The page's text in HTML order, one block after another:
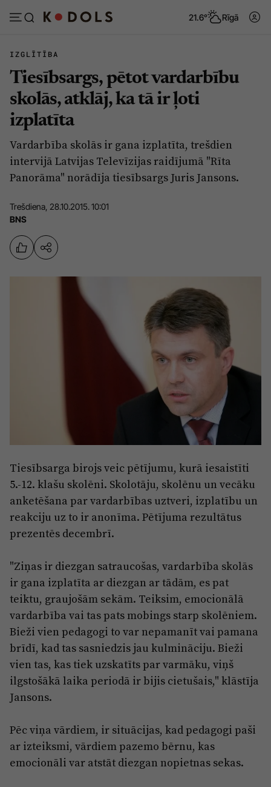
21.6° Rīgā
Abonēt Pieslēgties
Ziņas
Politika
Pašvaldības
Veselība
Ģimene
Vide
Viedokļi
Dzīve un ticība
Olaine
Ropaži
Saulkrasti
Sigulda
Jūrmala
Projekti
Mediju atbalsta fonds
Zivju fonds
Zaļā nākotne
Iedvesmai nav vecuma
Vide
Kodols
Kontakti
Par laikrakstu
Privātuma politika
Ētikas kodekss
Lietošanas noteikumi
Pārredzamības paziņojumi
Sludinājumi
IZGLĪTĪBA
Tiesībsargs, pētot vardarbību
skolās, atklāj, ka tā ir ļoti
izplatīta
Vardarbība skolās ir gana izplatīta, trešdien
intervijā Latvijas Televīzijas raidījumā "Rīta
Panorāma" norādīja tiesībsargs Juris Jansons.
Trešdiena, 28.10.2015. 10:01
BNS
Tiesībsarga birojs veic pētījumu, kurā iesaistīti
5.-12. klašu skolēni. Skolotāju, skolēnu un vecāku
anketēšana par vardarbības uztveri, izplatību un
reakciju uz to ir anonīma. Pētījuma rezultātus
prezentēs decembrī.
"Ziņas ir diezgan satraucošas, vardarbība skolās
ir gana izplatīta ar diezgan ar tādām, es pat
teiktu, graujošām sekām. Teiksim, emocionālā
vardarbība vai tas pats mobings starp skolēniem.
Bieži vien pedagogi to var nepamanīt vai pamana
brīdī, kad tas sasniedzis jau kulmināciju. Bieži
vien tas, kas tiek uzskatīts par varmāku, viņš
ilgstošākā laika periodā ir bijis cietušais," klāstīja
Jansons.
Pēc viņa vārdiem, ir situācijas, kad pedagogi paši
ar izteiksmi, vārdiem pazemo bērnu, kas
emocionāli var atstāt diezgan nopietnas sekas.